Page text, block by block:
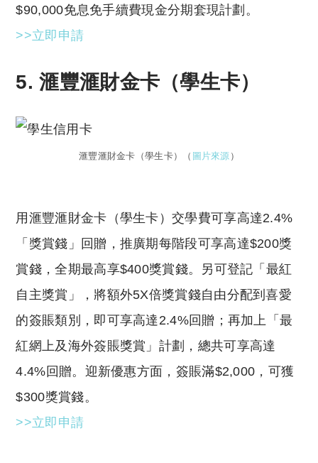
$90,000免息免手續費現金分期套現計劃。
>>立即申請
5. 滙豐滙財金卡（學生卡）
滙豐滙財金卡（學生卡）（ 圖片來源 ）
用滙豐滙財金卡（學生卡）交學費可享高達2.4%
「獎賞錢」回贈，推廣期每階段可享高達$200獎
賞錢，全期最高享$400獎賞錢。另可登記「最紅
自主獎賞」，將額外5X倍獎賞錢自由分配到喜愛
的簽賬類別，即可享高達2.4%回贈；再加上「最
紅網上及海外簽賬獎賞」計劃，總共可享高達
4.4%回贈。迎新優惠方面，簽賬滿$2,000，可獲
$300獎賞錢。
>>立即申請